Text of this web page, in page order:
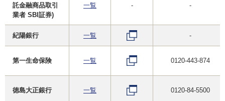
託金融商品取引
業者 SBI証券)
一覧 - -
紀陽銀行 一覧 -
第一生命保険 一覧 0120-443-874
徳島大正銀行 一覧 0120-84-5500